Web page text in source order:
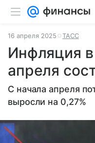
16 апреля 2025 ТАСС
Инфляция
апреля
С начала апреля
выросли на 0,27%